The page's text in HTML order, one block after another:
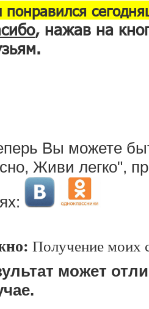
понравился
, нажав на
Вы можете
Живи легко",
Получение моих
может